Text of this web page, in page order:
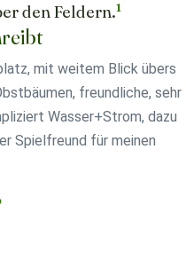
den Feldern.1
mit weitem Blick übers
freundliche, sehr
Wasser+Strom, dazu
Spielfreund für meinen